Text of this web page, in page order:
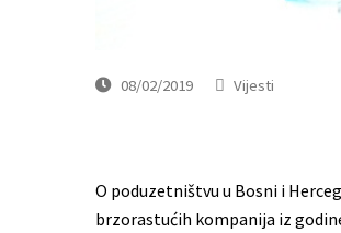
08/02/2019 Vijesti
O poduzetništvu u Bosni i
brzorastućih kompanija iz